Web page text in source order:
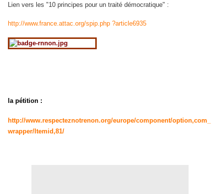
Lien vers les "10 principes pour un traité démocratique" :
http://www.france.attac.org/spip.php ?article6935
la pétition :
http://www.respecteznotrenon.org/europe/component/option,com_
wrapper/Itemid,81/